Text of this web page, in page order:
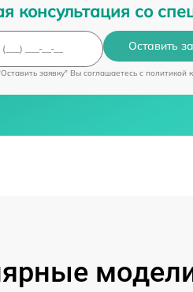
консультация со
Оставить
заявку" Вы соглашаетесь c политикой